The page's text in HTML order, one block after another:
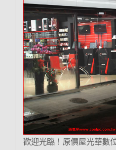
歡迎光臨！原價屋光華數